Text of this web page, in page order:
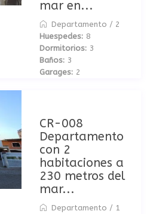
mar en...
Departamento / 2
Huespedes: 8
Dormitorios: 3
Baños: 3
Garages: 2
CR-008
Departamento
con 2
habitaciones a
230 metros del
mar...
Departamento / 1